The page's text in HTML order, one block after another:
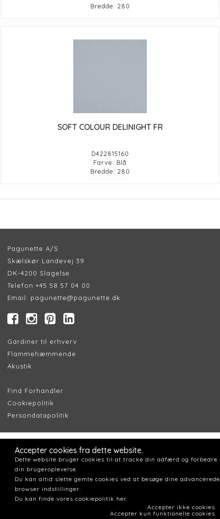
Bredde: 280
SOFT COLOUR DELINIGHT FR
D422815160
Farve: Blå
Bredde: 280
Pagunette A/S
Skælskør Landevej 39
DK-4200 Slagelse
Telefon:+45 58 57 04 00
Email: pagunette@pagunette.dk
Gardiner til erhverv
Flammehæmmende
Akustik
Find Forhandler
Cookiepolitik
Persondatapolitik
Accepter cookies fra dette website.
Dette website bruger cookies til at tracke din adfærd og forbedre
din brugeroplevelse.
Du kan altid slette gemte cookies ved at besøge dine advancerede
browser indstillinger.
Du kan finde vores cookiepolitik her.
Accepter ikke cookies
Accepter kun funktionelle cookies